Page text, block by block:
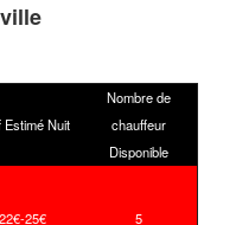
Estimé Nuit
Nombre de
chauffeur
Disponible
22€-25€ 5